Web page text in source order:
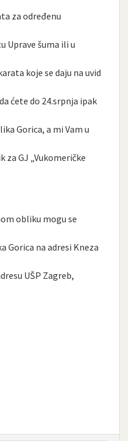
za određenu
Uprave šuma ili u
koje se daju na uvid
ćete do 24.srpnja ipak
Gorica, a mi Vam u
GJ „Vukomeričke
obliku mogu se
Gorica na adresi Kneza
UŠP Zagreb,